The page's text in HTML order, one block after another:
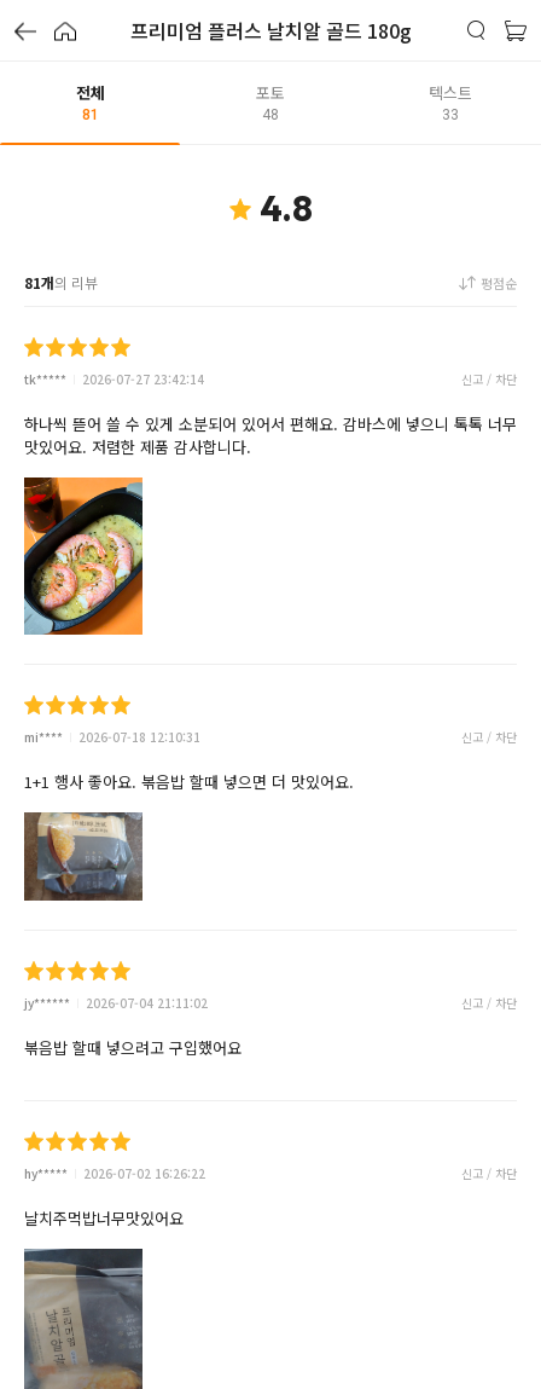
프리미엄 플러스 날치알 골드 180g
전체
81
포토
48
텍스트
33
4.8
81개의 리뷰 평점순
tk***** 2026-07-27 23:42:14 신고 / 차단
하나씩 뜯어 쓸 수 있게 소분되어 있어서 편해요. 감바스에 넣으니 톡톡 너무
맛있어요. 저렴한 제품 감사합니다.
mi**** 2026-07-18 12:10:31 신고 / 차단
1+1 행사 좋아요. 볶음밥 할때 넣으면 더 맛있어요.
jy****** 2026-07-04 21:11:02 신고 / 차단
볶음밥 할때 넣으려고 구입했어요
hy***** 2026-07-02 16:26:22 신고 / 차단
날치주먹밥너무맛있어요